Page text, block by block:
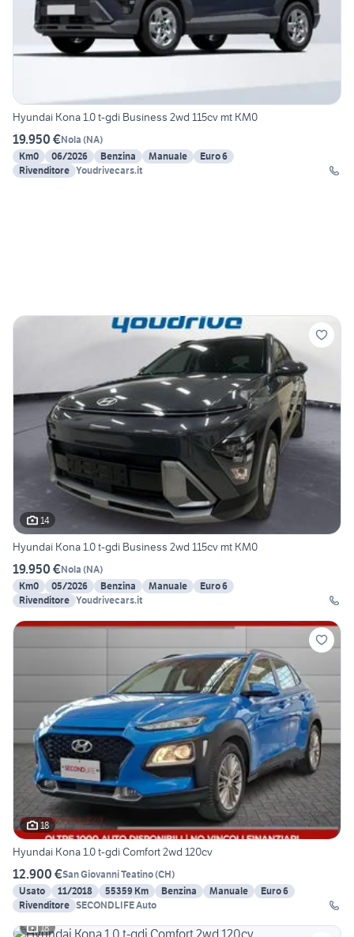
Hyundai Kona 1.0 t-gdi Business 2wd 115cv mt KM0
19.950 €Nola (NA)
Km0
06/2026 Benzina Manuale
Euro 6
Rivenditore Youdrivecars.it
14
Hyundai Kona 1.0 t-gdi Business 2wd 115cv mt KM0
19.950 €Nola (NA)
Km0
05/2026 Benzina Manuale
Euro 6
Rivenditore Youdrivecars.it
18
Hyundai Kona 1.0 t-gdi Comfort 2wd 120cv
12.900 €San Giovanni Teatino(CH)
Usato
11/2018 55359 Km Benzina Manuale
Euro 6
Rivenditore SECONDLIFE Auto
18